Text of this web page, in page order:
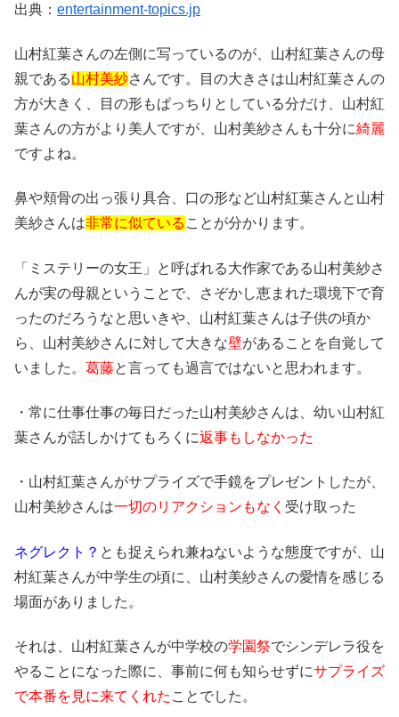
出典： entertainment-topics.jp
山村紅葉さんの左側に写っているのが、山村紅葉さんの母
親である山村美紗さんです。目の大きさは山村紅葉さんの
方が大きく、目の形もぱっちりとしている分だけ、山村紅
葉さんの方がより美人ですが、山村美紗さんも十分に綺麗
ですよね。
鼻や頬骨の出っ張り具合、口の形など山村紅葉さんと山村
美紗さんは非常に似ている ことが分かります。
「ミステリーの女王」と呼ばれる大作家である山村美紗さ
んが実の母親ということで、さぞかし恵まれた環境下で育
ったのだろうなと思いきや、山村紅葉さんは子供の頃か
ら、山村美紗さんに対して大きな壁があることを自覚して
いました。 葛藤と言っても過言ではないと思われます。
・常に仕事仕事の毎日だった山村美紗さんは、幼い山村紅
葉さんが話しかけてもろくに返事もしなかった
・山村紅葉さんがサプライズで手鏡をプレゼントしたが、
山村美紗さんは一切のリアクションもなく 受け取った
ネグレクト？ とも捉えられ兼ねないような態度ですが、山
村紅葉さんが中学生の頃に、山村美紗さんの愛情を感じる
場面がありました。
それは、山村紅葉さんが中学校の学園祭でシンデレラ役を
やることになった際に、事前に何も知らせずにサプライズ
で本番を見に来てくれた ことでした。